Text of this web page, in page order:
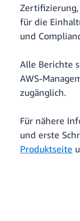
für die
und
Alle Berichte
AWS-
zugänglich.
Für nähere
und erste
Produktseite